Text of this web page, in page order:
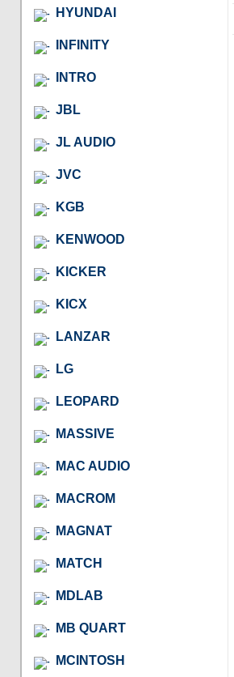
HYUNDAI
INFINITY
INTRO
JBL
JL AUDIO
JVC
KGB
KENWOOD
KICKER
KICX
LANZAR
LG
LEOPARD
MASSIVE
MAC AUDIO
MACROM
MAGNAT
MATCH
MDLAB
MB QUART
MCINTOSH